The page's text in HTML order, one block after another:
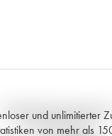
und unlimitierter
von mehr als
Aktuelle Entwicklung der
Preisnotierung